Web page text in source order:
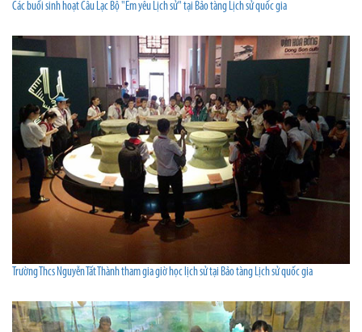
Các buổi sinh hoạt Câu Lạc Bộ "Em yêu Lịch sử" tại Bảo tàng Lịch sử quốc gia
Trường Thcs Nguyễn Tất Thành tham gia giờ học lịch sử tại Bảo tàng Lịch sử quốc gia